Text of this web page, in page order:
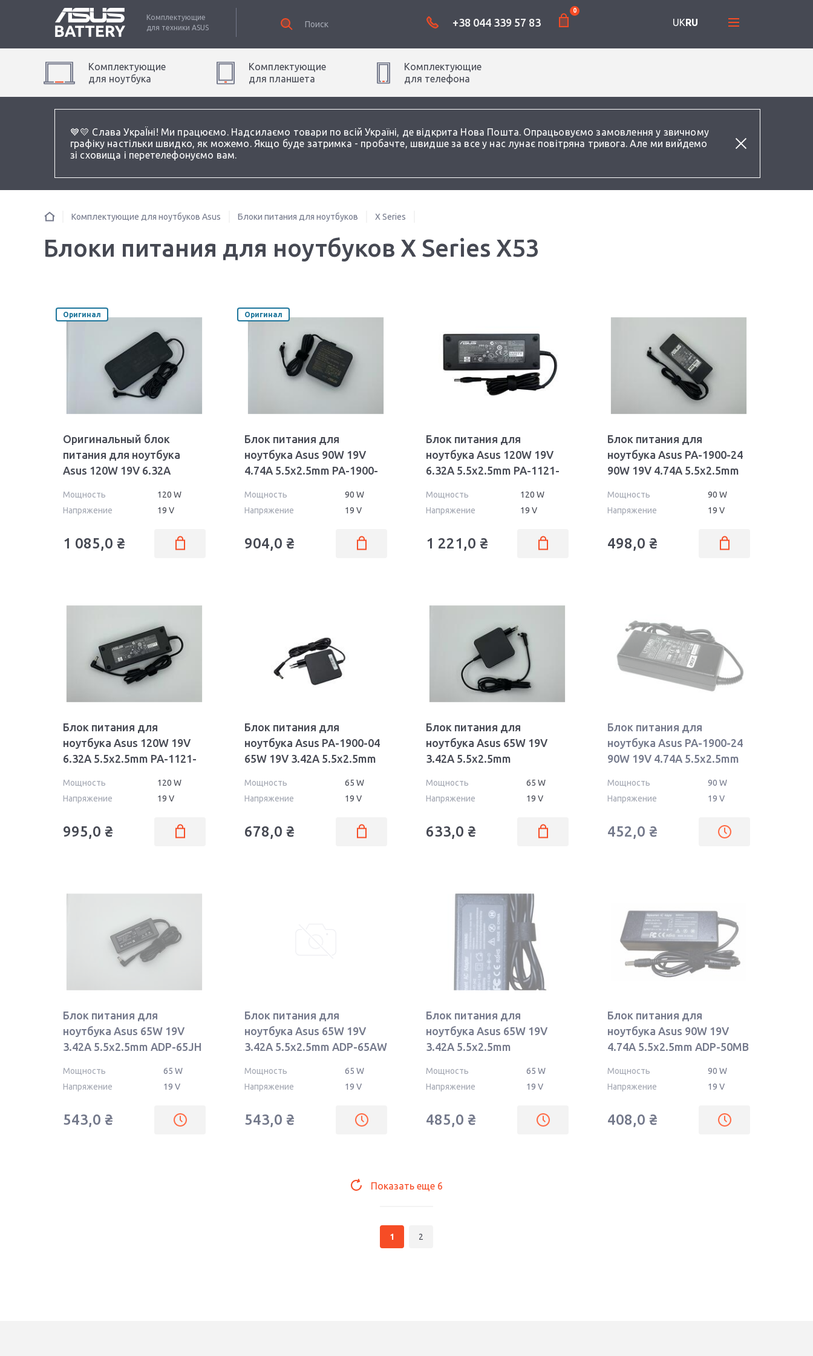
💙💛 Слава УкраЇні! Ми працюємо. Надсилаємо товари по всій Україні, де відкрита Нова Пошта. Опрацьовуємо замовлення у звичному
графіку настільки швидко, як можемо. Якщо буде затримка - пробачте, швидше за все у нас лунає повітряна тривога. Але ми вийдемо
зі сховища і перетелефонуємо вам.
Комплектующие
для техники ASUS +38 044 339 57 83
0
UKRU
Комплектующие
для ноутбука
Комплектующие
для планшета
Комплектующие
для телефона
Комплектующие для ноутбуков Asus Блоки питания для ноутбуков X Series
Блоки питания для ноутбуков X Series X53
Оригинал
Оригинальный блок
питания для ноутбука
Asus 120W 19V 6.32A
Мощность
120 W
Напряжение
19 V
1 085,0 ₴
Оригинал
Блок питания для
ноутбука Asus 90W 19V
4.74A 5.5x2.5mm PA-1900-
Мощность
90 W
Напряжение
19 V
904,0 ₴
Блок питания для
ноутбука Asus 120W 19V
6.32A 5.5x2.5mm PA-1121-
Мощность
120 W
Напряжение
19 V
1 221,0 ₴
Блок питания для
ноутбука Asus PA-1900-24
90W 19V 4.74A 5.5x2.5mm
Мощность
90 W
Напряжение
19 V
498,0 ₴
Блок питания для
ноутбука Asus 120W 19V
6.32A 5.5x2.5mm PA-1121-
Мощность
120 W
Напряжение
19 V
995,0 ₴
Блок питания для
ноутбука Asus PA-1900-04
65W 19V 3.42A 5.5x2.5mm
Мощность
65 W
Напряжение
19 V
678,0 ₴
Блок питания для
ноутбука Asus 65W 19V
3.42A 5.5x2.5mm
Мощность
65 W
Напряжение
19 V
633,0 ₴
Блок питания для
ноутбука Asus PA-1900-24
90W 19V 4.74A 5.5x2.5mm
Мощность
90 W
Напряжение
19 V
452,0 ₴
Блок питания для
ноутбука Asus 65W 19V
3.42A 5.5x2.5mm ADP-65JH
Мощность
65 W
Напряжение
19 V
543,0 ₴
Блок питания для
ноутбука Asus 65W 19V
3.42A 5.5x2.5mm ADP-65AW
Мощность
65 W
Напряжение
19 V
543,0 ₴
Блок питания для
ноутбука Asus 65W 19V
3.42A 5.5x2.5mm
REPLACEMENT
Мощность
65 W
Напряжение
19 V
485,0 ₴
Блок питания для
ноутбука Asus 90W 19V
4.74A 5.5x2.5mm ADP-50MB
Мощность
90 W
Напряжение
19 V
408,0 ₴
Показать еще 6
1 2